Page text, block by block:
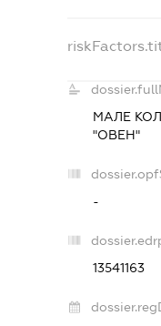
МАЛЕ
"ОВЕН"
-
13541163